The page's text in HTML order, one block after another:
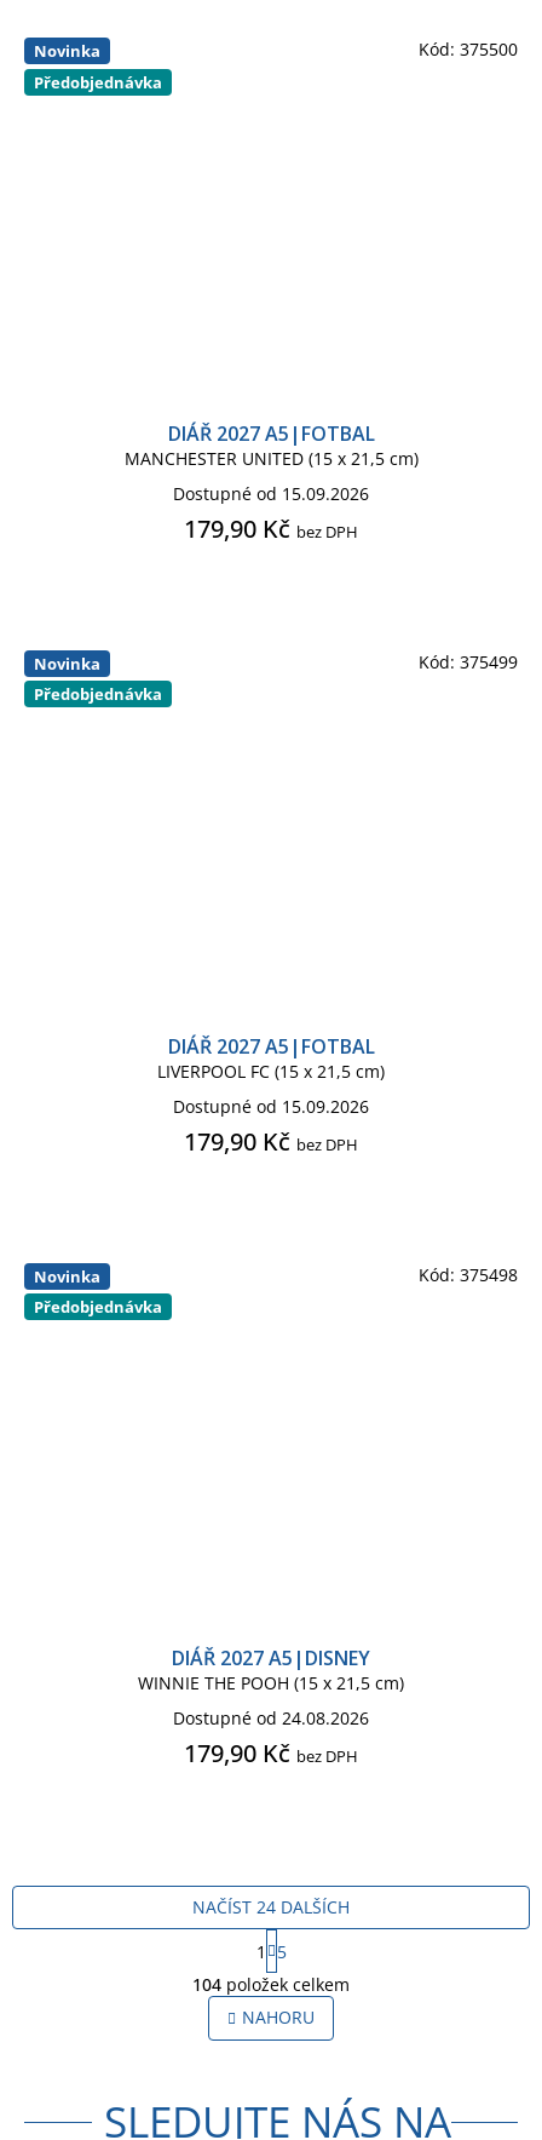
Novinka
Předobjednávka
DIÁŘ 2027 A5|FOTBAL
MANCHESTER UNITED (15 x 21,5 cm)
Dostupné od 15.09.2026
179,90 Kč bez DPH
Kód: 375500
Novinka
Předobjednávka
DIÁŘ 2027 A5|FOTBAL
LIVERPOOL FC (15 x 21,5 cm)
Dostupné od 15.09.2026
179,90 Kč bez DPH
Kód: 375499
Novinka
Předobjednávka
DIÁŘ 2027 A5|DISNEY
WINNIE THE POOH (15 x 21,5 cm)
Dostupné od 24.08.2026
179,90 Kč bez DPH
Kód: 375498
O
v
l
á
c
í
NAČÍST 24 DALŠÍCH
S
t
r
á
n
k
á
n
1
5
104 položek celkem
NAHORU
SLEDUJTE NÁS NA